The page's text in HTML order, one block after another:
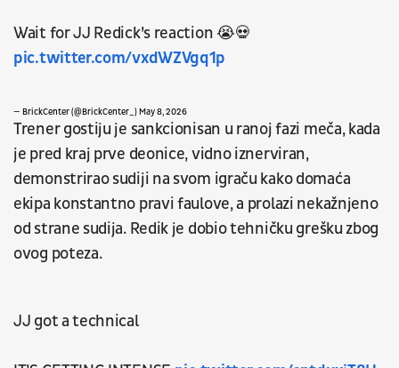
Wait for JJ Redick’s reaction 😭💀
pic.twitter.com/vxdWZVgq1p
— BrickCenter (@BrickCenter_)May 8, 2026
Trener gostiju je sankcionisan u ranoj fazi meča, kada
je pred kraj prve deonice, vidno iznerviran,
demonstrirao sudiji na svom igraču kako domaća
ekipa konstantno pravi faulove, a prolazi nekažnjeno
od strane sudija. Redik je dobio tehničku grešku zbog
ovog poteza.
JJ got a technical